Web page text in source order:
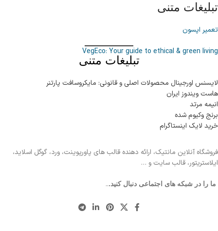
تبلیغات متنی
تعمیر اپسون
VegEco: Your guide to ethical & green living
تبلیغات متنی
لایسنس اورجینال محصولات اصلی و قانونی: مایکروسافت پارتنر
هاست ویندوز ایران
انیمه مرتد
برنج وکیوم شده
خرید لایک اینستاگرام
فروشگاه آنلاین مانتیک، ارائه دهنده قالب های پاورپوینت، ورد، گوگل اسلاید،
ایلاستریتور، قالب سایت و …
ما را در شبکه های اجتماعی دنبال کنید...